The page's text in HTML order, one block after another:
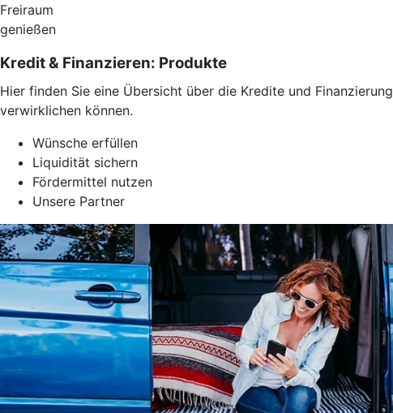
Freiraum
genießen
Kredit & Finanzieren: Produkte
Hier finden Sie eine Übersicht über die Kredite und
verwirklichen können.
Wünsche erfüllen
Liquidität sichern
Fördermittel nutzen
Unsere Partner